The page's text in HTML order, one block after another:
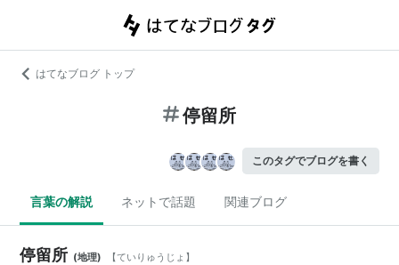
はてなブログ トップ
停留所
このタグでブログを書く
言葉の解説 ネットで話題 関連ブログ
停留所 (地理) 【ていりゅうじょ 】